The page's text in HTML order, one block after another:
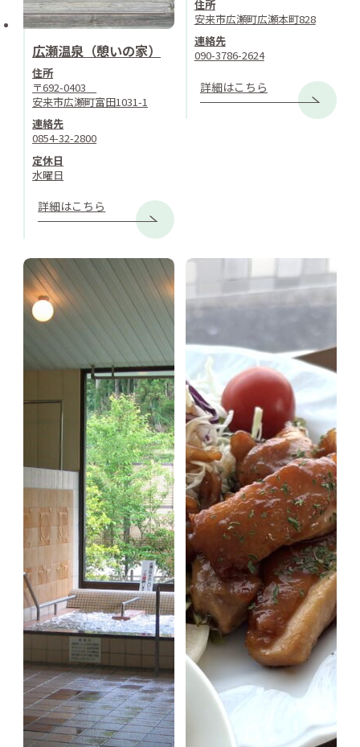
広瀬温泉（憩いの家）
住所
〒692-0403
安来市広瀬町富田1031-1
連絡先
0854-32-2800
定休日
水曜日
詳細はこちら
住所
安来市広瀬町広瀬本町828
連絡先
090-3786-2624
詳細はこちら